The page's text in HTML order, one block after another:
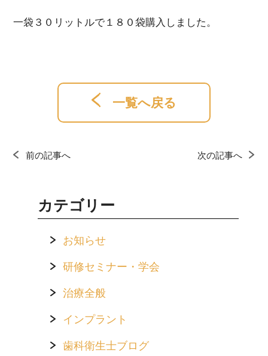
一袋３０リットルで１８０袋購入しました。
一覧へ戻る
前の記事へ 次の記事へ
カテゴリー
お知らせ
研修セミナー・学会
治療全般
インプラント
歯科衛生士ブログ